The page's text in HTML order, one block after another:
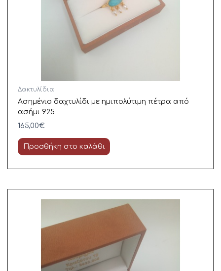
Δακτυλίδια
Ασημένιο δαχτυλίδι με ημιπολύτιμη πέτρα από
ασήμι 925
165,00€
Προσθήκη στο καλάθι